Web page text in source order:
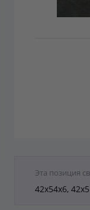
Эта позиция
42x54x6,